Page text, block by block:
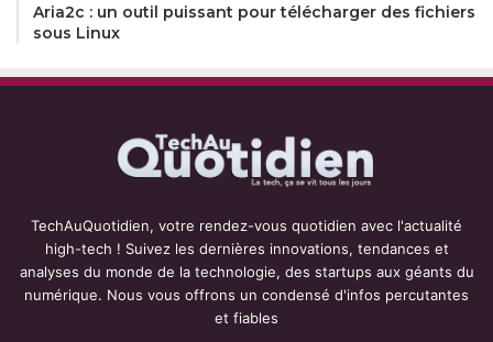
Aria2c : un outil puissant pour télécharger des fichiers
sous Linux
TechAuQuotidien, votre rendez-vous quotidien avec l'actualité
high-tech ! Suivez les dernières innovations, tendances et
analyses du monde de la technologie, des startups aux géants du
numérique. Nous vous offrons un condensé d'infos percutantes
et fiables